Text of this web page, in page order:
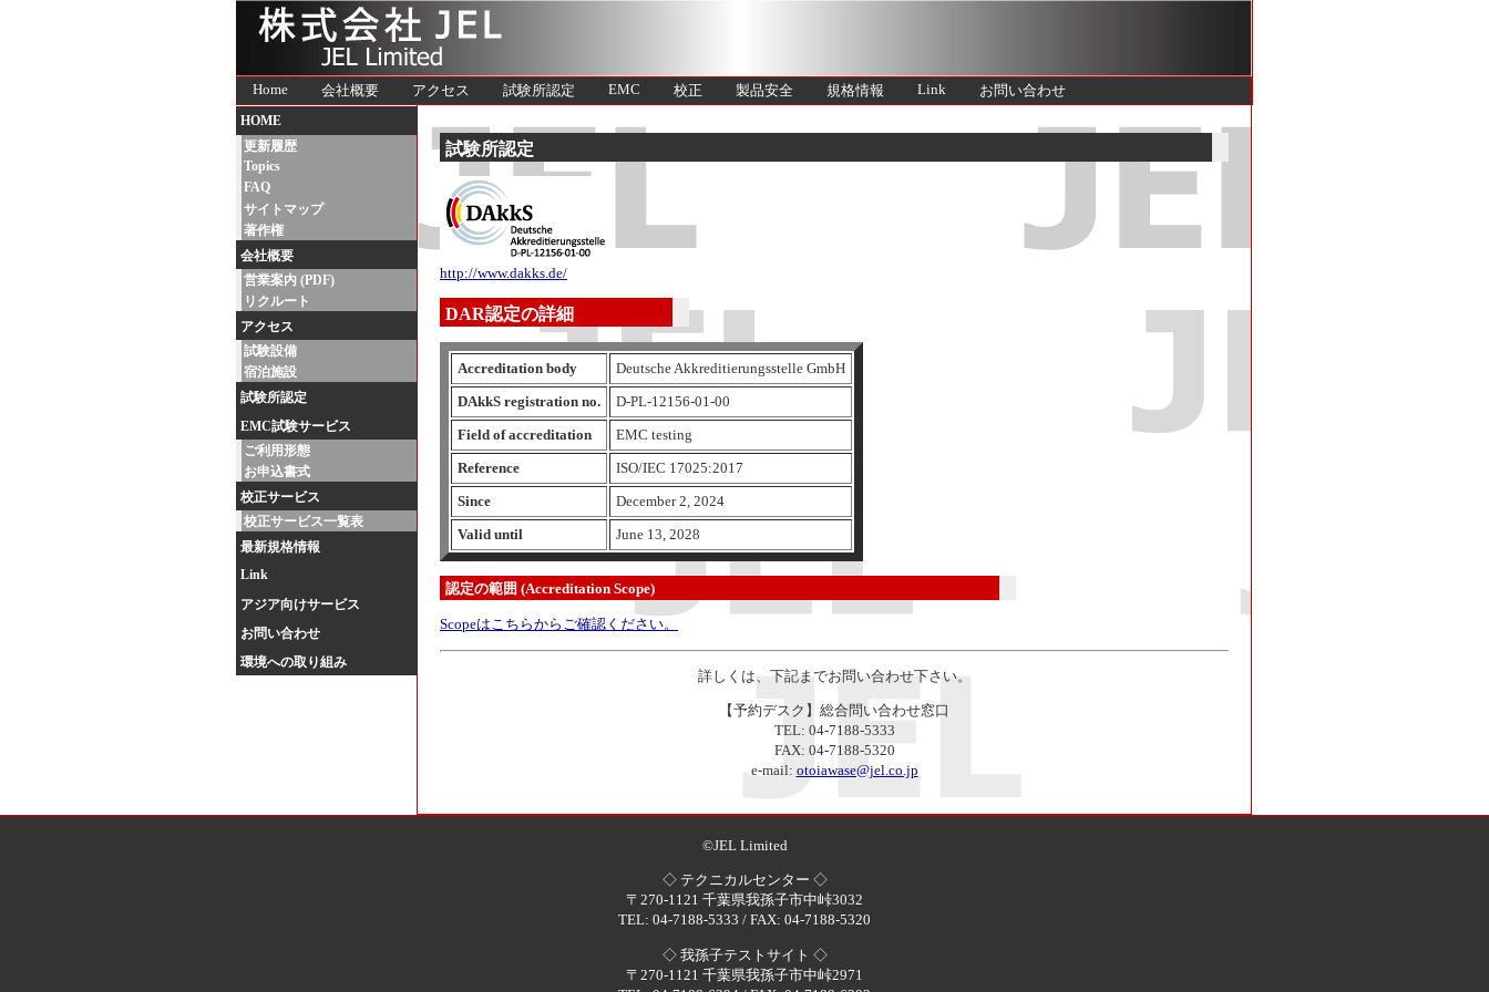
Home 会社概要 アクセス 試験所認定 EMC 校正 製品安全 規格情報 Link お問い合わせ
試験所認定
http://www.dakks.de/
DAR認定の詳細
Accreditation body
Deutsche Akkreditierungsstelle GmbH
DAkkS registration no.
D-PL-12156-01-00
Field of accreditation
EMC testing
Reference
ISO/IEC 17025:2017
Since
December 2, 2024
Valid until
June 13, 2028
認定の範囲 (Accreditation Scope)
Scopeはこちらからご確認ください。
詳しくは、下記までお問い合わせ下さい。
【予約デスク】総合問い合わせ窓口
TEL: 04-7188-5333
FAX: 04-7188-5320
e-mail: otoiawase@jel.co.jp
HOME
更新履歴
Topics
FAQ
サイトマップ
著作権
会社概要
営業案内 (PDF)
リクルート
アクセス
試験設備
宿泊施設
試験所認定
EMC試験サービス
ご利用形態
お申込書式
校正サービス
校正サービス一覧表
最新規格情報
Link
アジア向けサービス
お問い合わせ
環境への取り組み
©JEL Limited
◇ テクニカルセンター ◇
〒270-1121 千葉県我孫子市中峠3032
TEL: 04-7188-5333 / FAX: 04-7188-5320
◇ 我孫子テストサイト ◇
〒270-1121 千葉県我孫子市中峠2971